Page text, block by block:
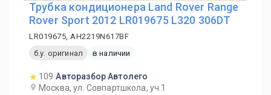
Трубка кондиционера Land Rover Range
Rover Sport 2012 LR019675 L320 306DT
LR019675, AH2219N617BF
б.у. оригинал
в наличии
109 Авторазбор Автолего
Москва, ул. Совпартшкола, уч.1